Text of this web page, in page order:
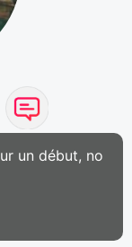
un début, no